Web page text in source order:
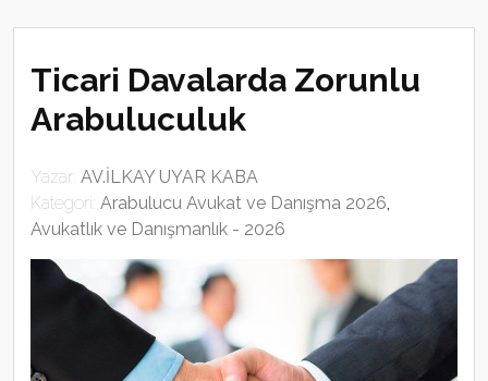
Ticari Davalarda Zorunlu
Arabuluculuk
Yazar: AV.İLKAY UYAR KABA
Kategori: Arabulucu Avukat ve Danışma 2026,
Avukatlık ve Danışmanlık - 2026